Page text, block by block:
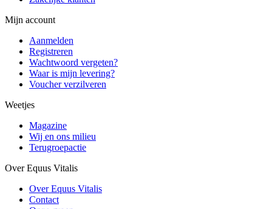
Mijn account
Aanmelden
Registreren
Wachtwoord vergeten?
Waar is mijn levering?
Voucher verzilveren
Weetjes
Magazine
Wij en ons milieu
Terugroepactie
Over Equus Vitalis
Over Equus Vitalis
Contact